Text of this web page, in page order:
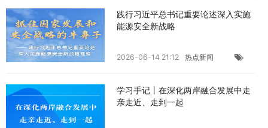
践行习近平总书记重要论述深入实施
能源安全新战略
2026-06-14 21:12 热点新闻
学习手记丨在深化两岸融合发展中走
亲走近、走到一起